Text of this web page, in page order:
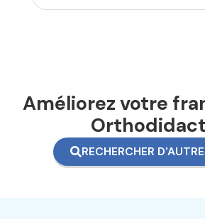
Améliorez votre
RECHERCHER